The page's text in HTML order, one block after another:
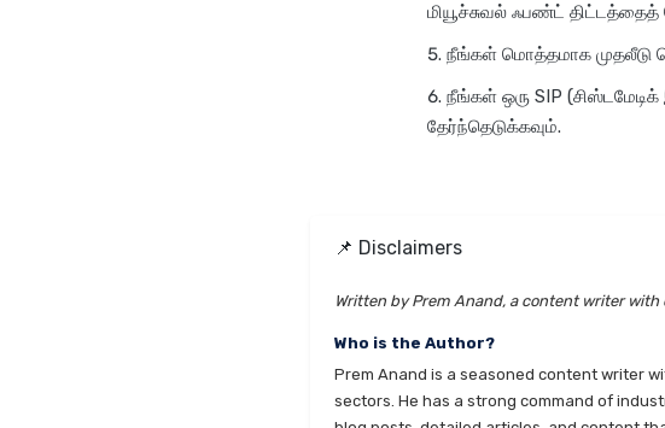
மியூச்சுவல் ஃபண்ட் திட்டத்தைத்
நீங்கள் மொத்தமாக முதலீடு
நீங்கள் ஒரு SIP
தேர்ந்தெடுக்கவும்.
📌 Disclaimers
Written by Prem Anand, a content writer
Who is the Author?
Prem Anand is a seasoned content writer
sectors. He has a strong command of